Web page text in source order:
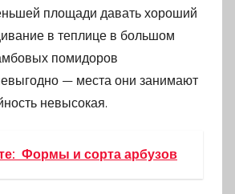
площади давать хороший
в теплице в большом
помидоров
— места они занимают
невысокая.
Формы и сорта арбузов